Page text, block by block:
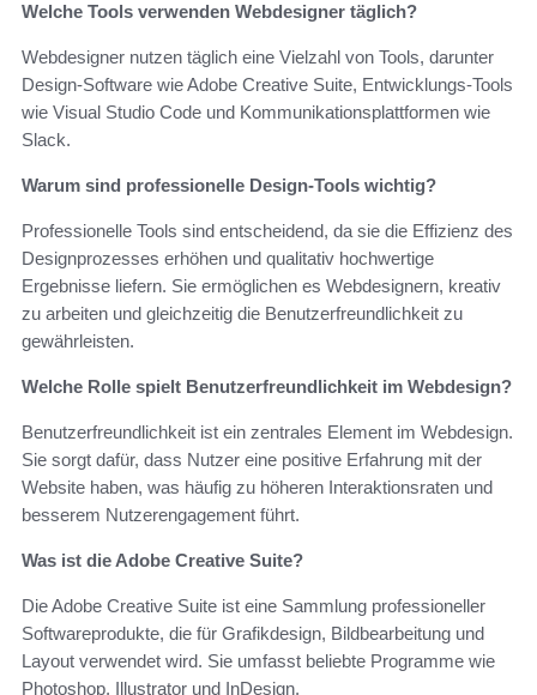
Welche Tools verwenden Webdesigner täglich?
Webdesigner nutzen täglich eine Vielzahl von Tools, darunter
Design-Software wie Adobe Creative Suite, Entwicklungs-Tools
wie Visual Studio Code und Kommunikationsplattformen wie
Slack.
Warum sind professionelle Design-Tools wichtig?
Professionelle Tools sind entscheidend, da sie die Effizienz des
Designprozesses erhöhen und qualitativ hochwertige
Ergebnisse liefern. Sie ermöglichen es Webdesignern, kreativ
zu arbeiten und gleichzeitig die Benutzerfreundlichkeit zu
gewährleisten.
Welche Rolle spielt Benutzerfreundlichkeit im Webdesign?
Benutzerfreundlichkeit ist ein zentrales Element im Webdesign.
Sie sorgt dafür, dass Nutzer eine positive Erfahrung mit der
Website haben, was häufig zu höheren Interaktionsraten und
besserem Nutzerengagement führt.
Was ist die Adobe Creative Suite?
Die Adobe Creative Suite ist eine Sammlung professioneller
Softwareprodukte, die für Grafikdesign, Bildbearbeitung und
Layout verwendet wird. Sie umfasst beliebte Programme wie
Photoshop, Illustrator und InDesign.